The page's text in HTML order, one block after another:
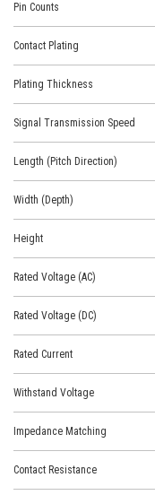
Pin Counts
Contact Plating
Plating Thickness
Signal Transmission Speed
Length (Pitch Direction)
Width (Depth)
Height
Rated Voltage (AC)
Rated Voltage (DC)
Rated Current
Withstand Voltage
Impedance Matching
Contact Resistance